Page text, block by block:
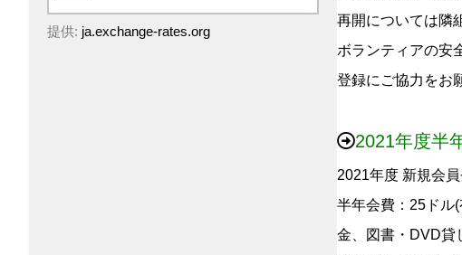
再開については隣
ボランティアの安
登録にご協力をお
2021年度半
2021年度 新規会
半年会費：25ドル
金、図書・DVD貸
提供: ja.exchange-rates.org